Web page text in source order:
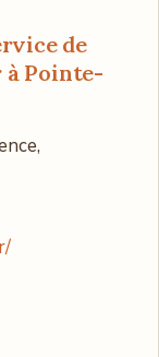
de
Pointe-